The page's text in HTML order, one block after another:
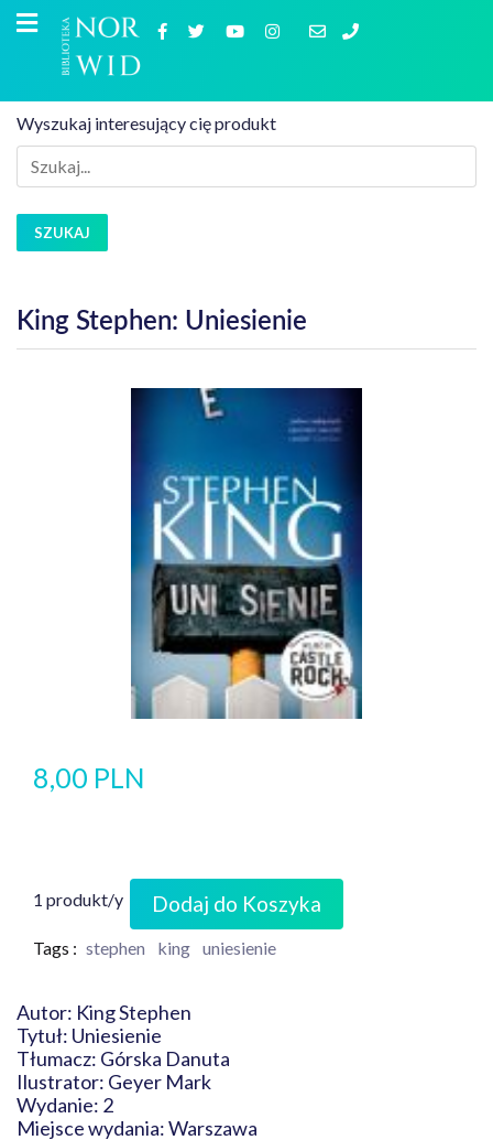
Wyszukaj interesujący cię produkt
SZUKAJ
King Stephen: Uniesienie
8,00 PLN
1 produkt/y Dodaj do Koszyka
Tags : stephen king uniesienie
Autor: King Stephen
Tytuł: Uniesienie
Tłumacz: Górska Danuta
Ilustrator: Geyer Mark
Wydanie: 2
Miejsce wydania: Warszawa